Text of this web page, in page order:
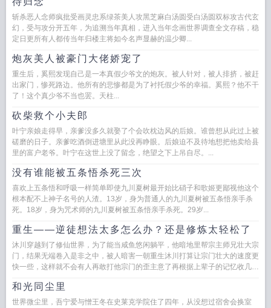
斩杀恶人念师疯批受画灵忠系绿茶美人攻黑芝麻白汤圆受白汤圆双标攻古代玄
幻，受与攻分开五年，为追溯当年真相，进入当年念画世界调查全文存稿，稳
定日更所有人都传当年归楼主将如今名声显赫的温少卿...
炮灰美人被豪门大佬娇宠了
重生后，奚熙发现自己是一本真假少爷文的炮灰。被人针对，被人排挤，被赶
出家门，惨死路边。他所有的悲惨都是为了衬托假少爷的幸福。奚熙？他不干
了！这个真少爷不当也罢。天柱...
砍柴救个小夫郎
叶宁亲娘走得早，亲爹没多久就娶了个会吹枕边风的后娘。谁曾想从此过上被
磋磨的日子。亲爹吃酒倒进塘里从此没再睁眼。后娘迫不及待地想把他卖给县
里的富户老爷。叶宁在这世上没了留念，绝望之下上吊自尽。...
没有谁能被五条悟杀死三次
喜欢上五条悟和呼吸一样简单即使九川夏树最开始比硝子和歌姬更鄙视他这个
根本配不上神子名号的人渣。13岁，身为普通人的九川夏树被五条悟亲手杀
死。18岁，身为咒术师的九川夏树被五条悟亲手杀死。29岁...
重生——逆徒想法太多怎么办？还是修炼太轻松了
沐川穿越到了修仙世界，为了能当咸鱼悠闲躺平，他暗地里帮宗主师兄壮大宗
门，结果无端卷入是非之中，被人暗害一朝重生沐川打算让宗门壮大的速度更
快一些，这样就不会有人再敢打他宗门的歪主意了再根据上辈子的记忆收几个
和光同尘里
世界微尘里，吾宁爱与憎王冬在史莱克学院住了四年，从没想过宿舍会换室